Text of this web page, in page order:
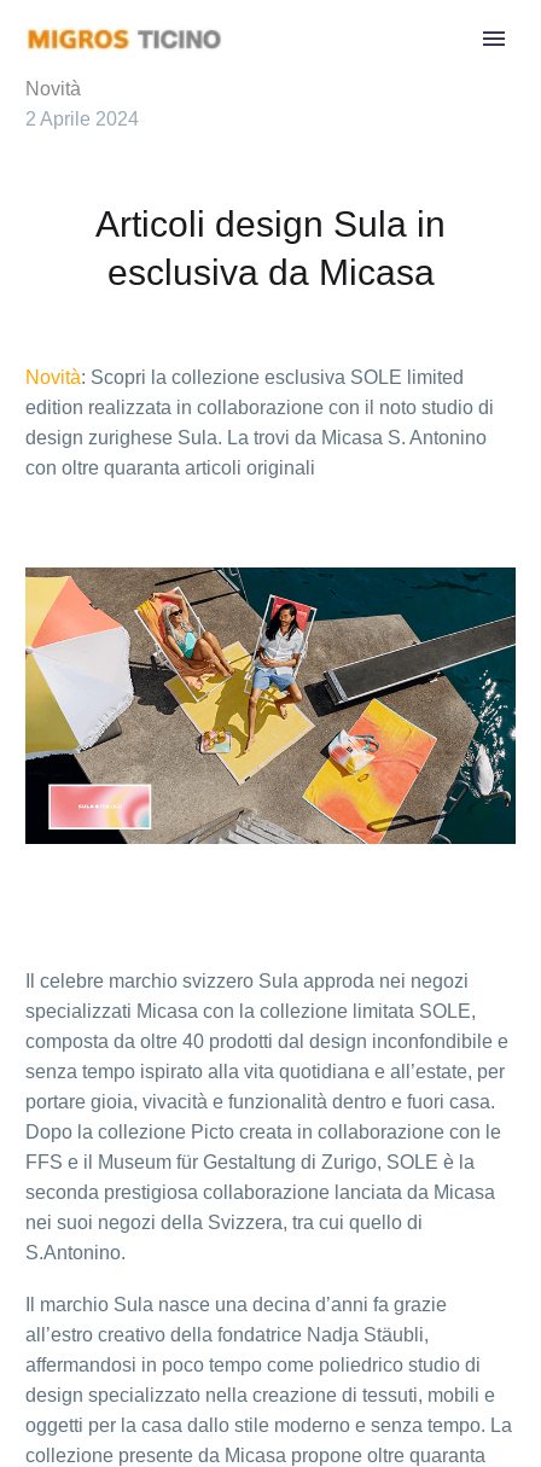
Novità
2 Aprile 2024
Articoli design Sula in
esclusiva da Micasa
Novità: Scopri la collezione esclusiva SOLE limited
edition realizzata in collaborazione con il noto studio di
design zurighese Sula. La trovi da Micasa S. Antonino
con oltre quaranta articoli originali
Il celebre marchio svizzero Sula approda nei negozi
specializzati Micasa con la collezione limitata SOLE,
composta da oltre 40 prodotti dal design inconfondibile e
senza tempo ispirato alla vita quotidiana e all’estate, per
portare gioia, vivacità e funzionalità dentro e fuori casa.
Dopo la collezione Picto creata in collaborazione con le
FFS e il Museum für Gestaltung di Zurigo, SOLE è la
seconda prestigiosa collaborazione lanciata da Micasa
nei suoi negozi della Svizzera, tra cui quello di
S.Antonino.
Il marchio Sula nasce una decina d’anni fa grazie
all’estro creativo della fondatrice Nadja Stäubli,
affermandosi in poco tempo come poliedrico studio di
design specializzato nella creazione di tessuti, mobili e
oggetti per la casa dallo stile moderno e senza tempo. La
collezione presente da Micasa propone oltre quaranta